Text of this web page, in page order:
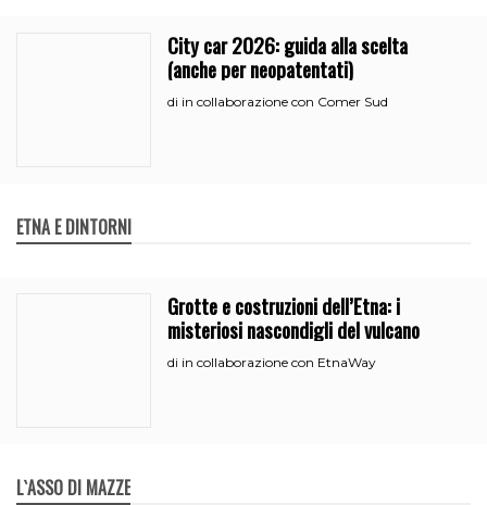
City car 2026: guida alla scelta
(anche per neopatentati)
di in collaborazione con Comer Sud
ETNA E DINTORNI
Grotte e costruzioni dell’Etna: i
misteriosi nascondigli del vulcano
di in collaborazione con EtnaWay
L`ASSO DI MAZZE